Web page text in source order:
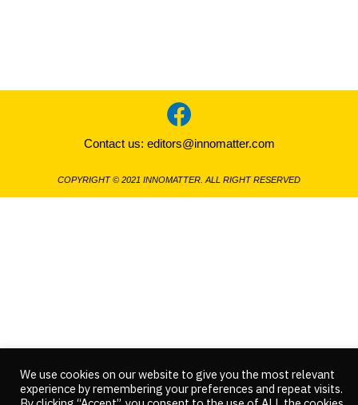
Contact us: editors@innomatter.com
COPYRIGHT © 2021 INNOMATTER. ALL RIGHT RESERVED
We use cookies on our website to give you the most relevant
experience by remembering your preferences and repeat visits.